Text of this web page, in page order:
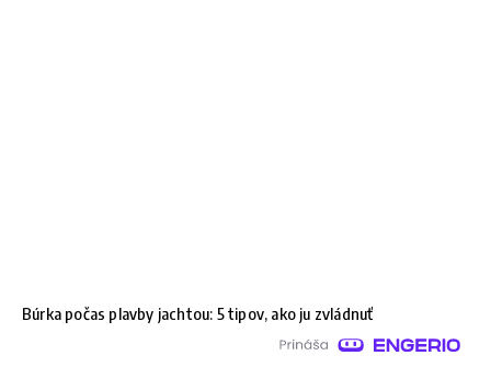
Búrka počas plavby jachtou: 5 tipov, ako ju zvládnuť